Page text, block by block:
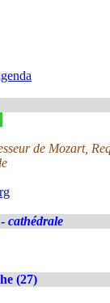
de Mozart,
cathédrale
(27)